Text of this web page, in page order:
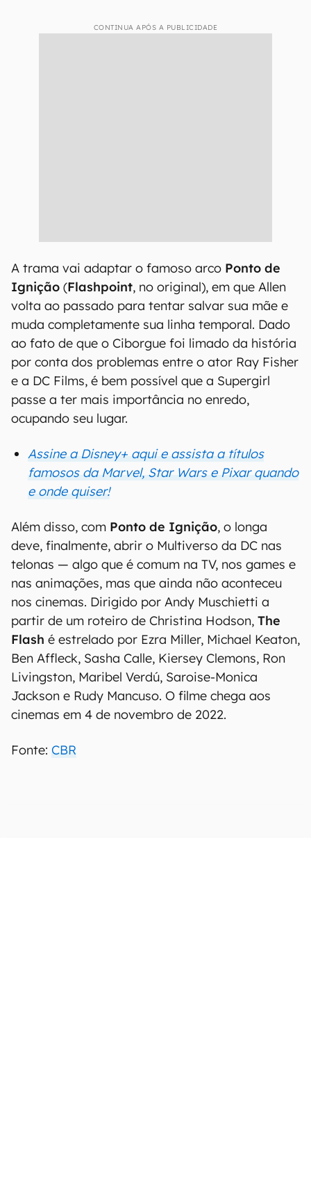
CONTINUA APÓS A PUBLICIDADE
A trama vai adaptar o famoso arco Ponto de
Ignição (Flashpoint, no original), em que Allen
volta ao passado para tentar salvar sua mãe e
muda completamente sua linha temporal. Dado
ao fato de que o Ciborgue foi limado da história
por conta dos problemas entre o ator Ray Fisher
e a DC Films, é bem possível que a Supergirl
passe a ter mais importância no enredo,
ocupando seu lugar.
Assine a Disney+ aqui e assista a títulos
famosos da Marvel, Star Wars e Pixar quando
e onde quiser!
Além disso, com Ponto de Ignição, o longa
deve, finalmente, abrir o Multiverso da DC nas
telonas — algo que é comum na TV, nos games e
nas animações, mas que ainda não aconteceu
nos cinemas. Dirigido por Andy Muschietti a
partir de um roteiro de Christina Hodson, The
Flash é estrelado por Ezra Miller, Michael Keaton,
Ben Affleck, Sasha Calle, Kiersey Clemons, Ron
Livingston, Maribel Verdú, Saroise-Monica
Jackson e Rudy Mancuso. O filme chega aos
cinemas em 4 de novembro de 2022.
Fonte: CBR